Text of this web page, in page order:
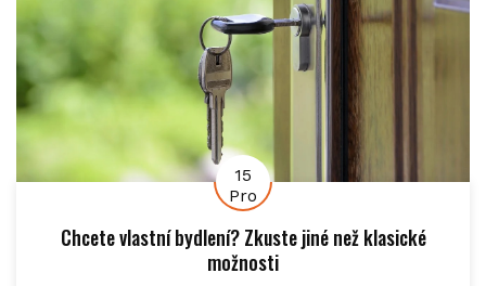
15
Pro
Chcete vlastní bydlení? Zkuste jiné než klasické
možnosti